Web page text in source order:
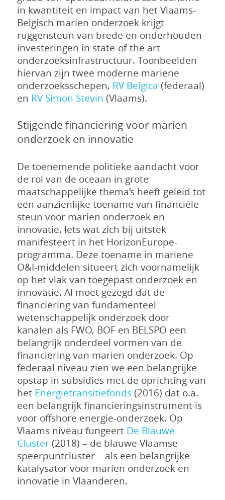
in kwantiteit en impact van het Vlaams-
Belgisch marien onderzoek krijgt
ruggensteun van brede en onderhouden
investeringen in state-of-the art
onderzoeksinfrastructuur. Toonbeelden
hiervan zijn twee moderne mariene
onderzoeksschepen, RV Belgica (federaal)
en RV Simon Stevin (Vlaams).
Stijgende financiering voor marien
onderzoek en innovatie
De toenemende politieke aandacht voor
de rol van de oceaan in grote
maatschappelijke thema’s heeft geleid tot
een aanzienlijke toename van financiële
steun voor marien onderzoek en
innovatie. Iets wat zich bij uitstek
manifesteert in het HorizonEurope-
programma. Deze toename in mariene
O&I-middelen situeert zich voornamelijk
op het vlak van toegepast onderzoek en
innovatie. Al moet gezegd dat de
financiering van fundamenteel
wetenschappelijk onderzoek door
kanalen als FWO, BOF en BELSPO een
belangrijk onderdeel vormen van de
financiering van marien onderzoek. Op
federaal niveau zien we een belangrijke
opstap in subsidies met de oprichting van
het Energietransitiefonds(2016) dat o.a.
een belangrijk financieringsinstrument is
voor offshore energie-onderzoek. Op
Vlaams niveau fungeert De Blauwe
Cluster(2018) – de blauwe Vlaamse
speerpuntcluster – als een belangrijke
katalysator voor marien onderzoek en
innovatie in Vlaanderen.